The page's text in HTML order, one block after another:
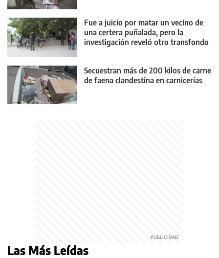
Fue a juicio por matar un vecino de
una certera puñalada, pero la
investigación reveló otro transfondo
Secuestran más de 200 kilos de carne
de faena clandestina en carnicerías
Las Más Leídas